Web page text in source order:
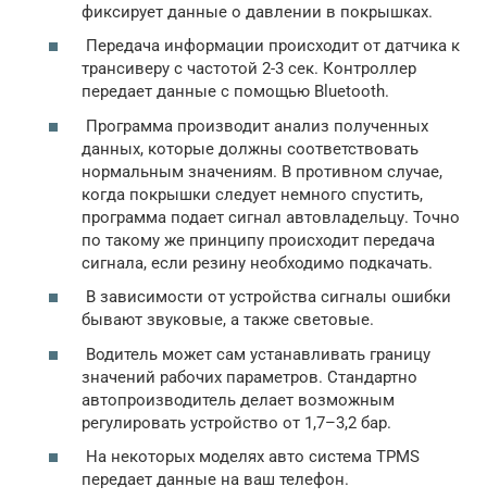
фиксирует данные о давлении в покрышках.
Передача информации происходит от датчика к
трансиверу с частотой 2-3 сек. Контроллер
передает данные с помощью Bluetooth.
Программа производит анализ полученных
данных, которые должны соответствовать
нормальным значениям. В противном случае,
когда покрышки следует немного спустить,
программа подает сигнал автовладельцу. Точно
по такому же принципу происходит передача
сигнала, если резину необходимо подкачать.
В зависимости от устройства сигналы ошибки
бывают звуковые, а также световые.
Водитель может сам устанавливать границу
значений рабочих параметров. Стандартно
автопроизводитель делает возможным
регулировать устройство от 1,7–3,2 бар.
На некоторых моделях авто система TPMS
передает данные на ваш телефон.